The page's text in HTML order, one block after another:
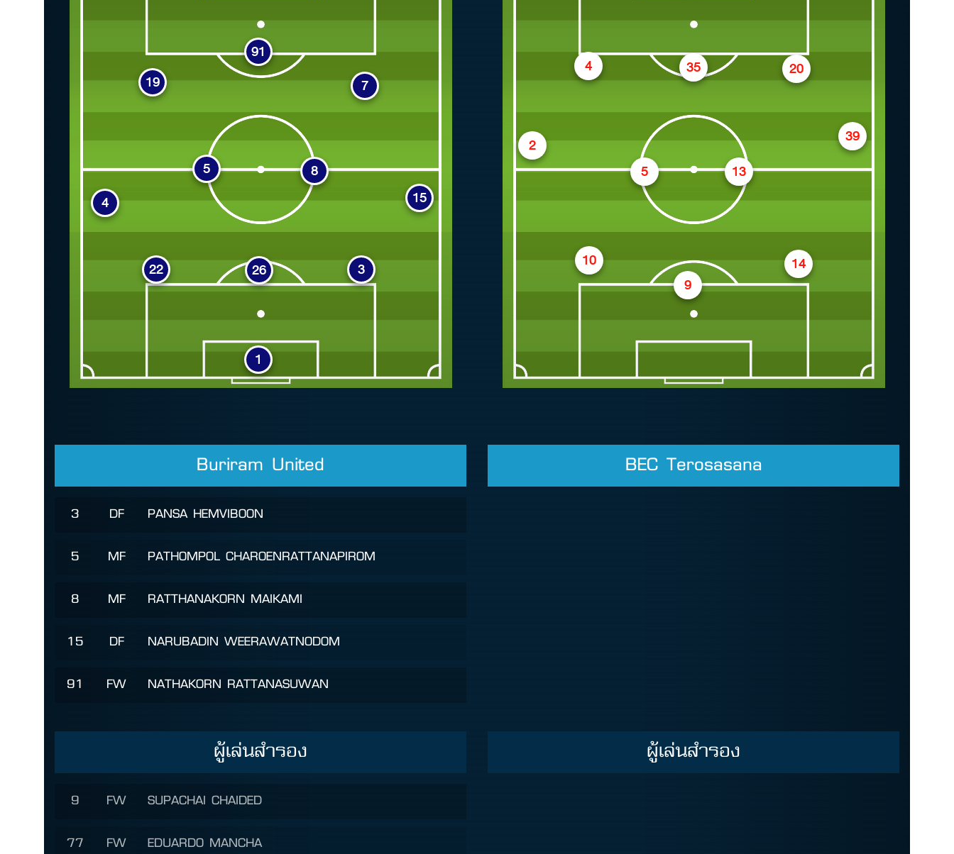
1
3
4
5
7
8
15
19
22 26
91
2
4
5
9
10
13
14
20
35
39
Buriram United
3 DF PANSA HEMVIBOON
5 MF PATHOMPOL CHAROENRATTANAPIROM
8 MF RATTHANAKORN MAIKAMI
15 DF NARUBADIN WEERAWATNODOM
91 FW NATHAKORN RATTANASUWAN
BEC Terosasana
ผู้เล่นสำรอง
9 FW SUPACHAI CHAIDED
77 FW EDUARDO MANCHA
ผู้เล่นสำรอง